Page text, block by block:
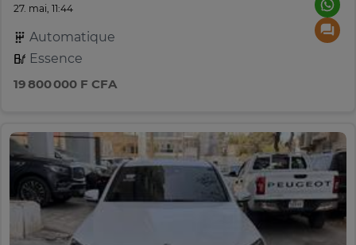
27. mai, 11:44
Automatique
Essence
19 800 000 F CFA